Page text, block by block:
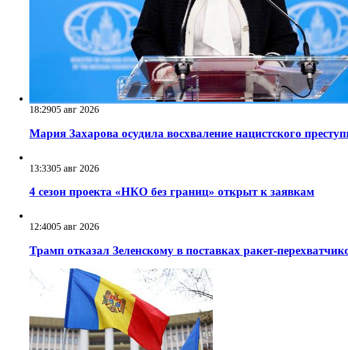
18:2905 авг 2026
Мария Захарова осудила восхваление нацистского
13:3305 авг 2026
4 сезон проекта «НКО без границ» открыт к заявкам
12:4005 авг 2026
Трамп отказал Зеленскому в поставках ракет-